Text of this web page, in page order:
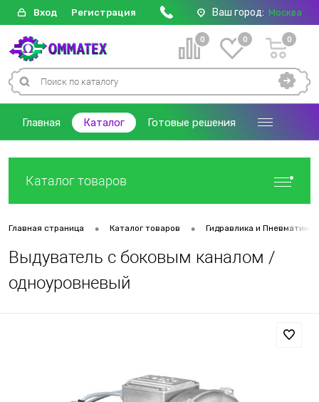
Вход Регистрация Ваш город: Москва
0 0 0
Главная Каталог Готовые решения
Каталог товаров
Главная страница • Каталог товаров • Гидравлика и Пневматика
Выдуватель с боковым каналом /
одноуровневый